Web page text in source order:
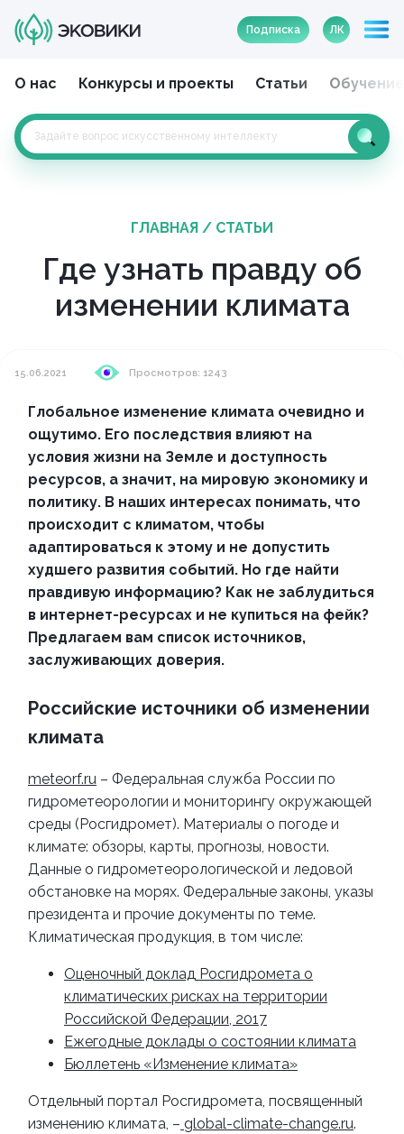
Подписка ЛК
О нас Конкурсы и проекты Статьи Обучение
ГЛАВНАЯ / СТАТЬИ
Где узнать правду об
изменении климата
15.06.2021 Просмотров: 1243
Глобальное изменение климата очевидно и
ощутимо. Его последствия влияют на
условия жизни на Земле и доступность
ресурсов, а значит, на мировую экономику и
политику. В наших интересах понимать, что
происходит с климатом, чтобы
адаптироваться к этому и не допустить
худшего развития событий. Но где найти
правдивую информацию? Как не заблудиться
в интернет-ресурсах и не купиться на фейк?
Предлагаем вам список источников,
заслуживающих доверия.
Российские источники об изменении
климата
meteorf.ru – Федеральная служба России по
гидрометеорологии и мониторингу окружающей
среды (Росгидромет). Материалы о погоде и
климате: обзоры, карты, прогнозы, новости.
Данные о гидрометеорологической и ледовой
обстановке на морях. Федеральные законы, указы
президента и прочие документы по теме.
Климатическая продукция, в том числе:
Оценочный доклад Росгидромета о
климатических рисках на территории
Российской Федерации, 2017
Ежегодные доклады о состоянии климата
Бюллетень «Изменение климата»
Отдельный портал Росгидромета, посвященный
изменению климата, – global-climate-change.ru.